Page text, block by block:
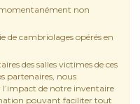
momentanément non
de cambriolages opérés en
des salles victimes de ces
partenaires, nous
l’impact de notre inventaire
pouvant faciliter tout